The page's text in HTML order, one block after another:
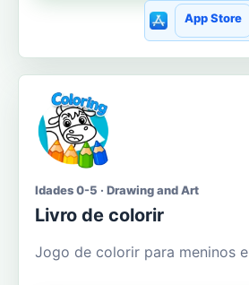
App Store
Idades 0-5 · Drawing and Art
Livro de colorir
Jogo de colorir para meninos e